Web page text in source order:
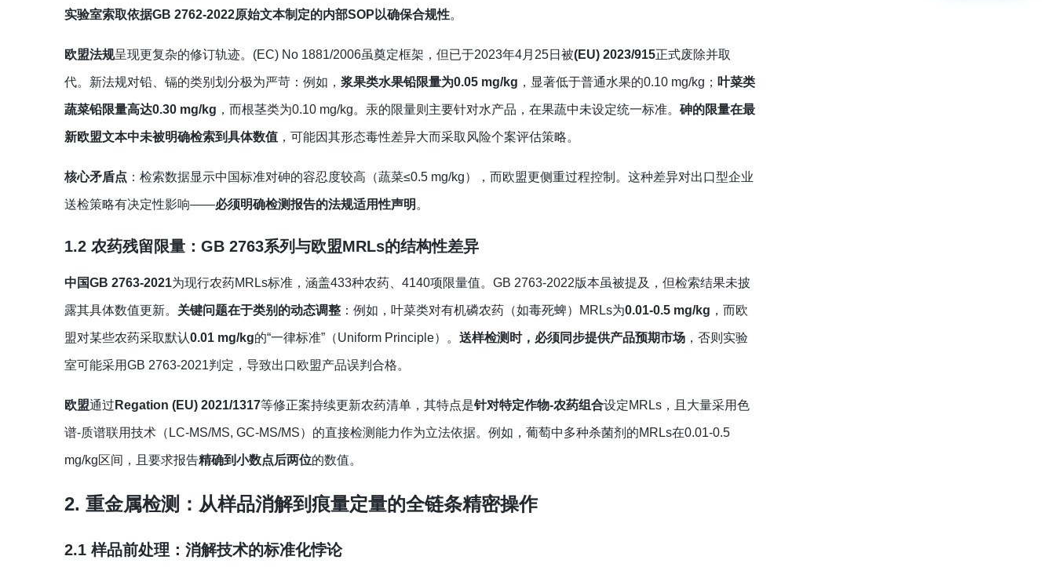
实验室索取依据GB 2762-2022原始文本制定的内部SOP以确保合规性。
欧盟法规呈现更复杂的修订轨迹。(EC) No 1881/2006虽奠定框架，但已于2023年4月25日被(EU) 2023/915正式废除并取
代。新法规对铅、镉的类别划分极为严苛：例如， 浆果类水果铅限量为0.05 mg/kg ，显著低于普通水果的0.10 mg/kg； 叶菜类
蔬菜铅限量高达0.30 mg/kg ，而根茎类为0.10 mg/kg。汞的限量则主要针对水产品，在果蔬中未设定统一标准。 砷的限量在最
新欧盟文本中未被明确检索到具体数值 ，可能因其形态毒性差异大而采取风险个案评估策略。
核心矛盾点 ：检索数据显示中国标准对砷的容忍度较高（蔬菜≤0.5 mg/kg），而欧盟更侧重过程控制。这种差异对出口型企业
送检策略有决定性影响——必须明确检测报告的法规适用性声明 。
1.2 农药残留限量：GB 2763系列与欧盟MRLs的结构性差异
中国GB 2763-2021为现行农药MRLs标准，涵盖433种农药、4140项限量值。GB 2763-2022版本虽被提及，但检索结果未披
露其具体数值更新。 关键问题在于类别的动态调整 ：例如，叶菜类对有机磷农药（如毒死蜱）MRLs为0.01-0.5 mg/kg ，而欧
盟对某些农药采取默认0.01 mg/kg的“一律标准”（Uniform Principle）。 送样检测时，必须同步提供产品预期市场 ，否则实验
室可能采用GB 2763-2021判定，导致出口欧盟产品误判合格。
欧盟通过 Regation (EU) 2021/1317等修正案持续更新农药清单，其特点是针对特定作物-农药组合设定MRLs，且大量采用色
谱-质谱联用技术（LC-MS/MS, GC-MS/MS）的直接检测能力作为立法依据。例如，葡萄中多种杀菌剂的MRLs在0.01-0.5
mg/kg区间，且要求报告精确到小数点后两位的数值。
2. 重金属检测：从样品消解到痕量定量的全链条精密操作
2.1 样品前处理：消解技术的标准化悖论